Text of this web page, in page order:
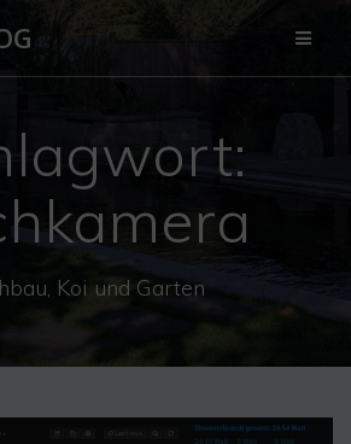
Inhalt
Koi und Garten